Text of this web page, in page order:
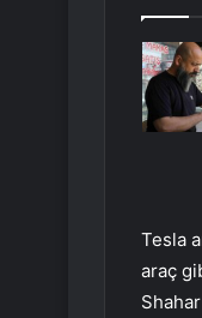
Tesla
araç